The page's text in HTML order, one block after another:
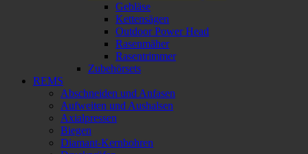
Gebläse
Kettensägen
Outdoor Power Head
Rasenmäher
Rasentrimmer
Zubehörsets
REMS
Abschneiden und Anfasen
Aufweiten und Aushalsen
Axialpressen
Biegen
Diamant-Kernbohren